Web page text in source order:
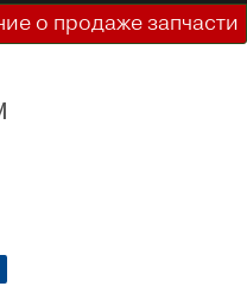
о продаже запчасти